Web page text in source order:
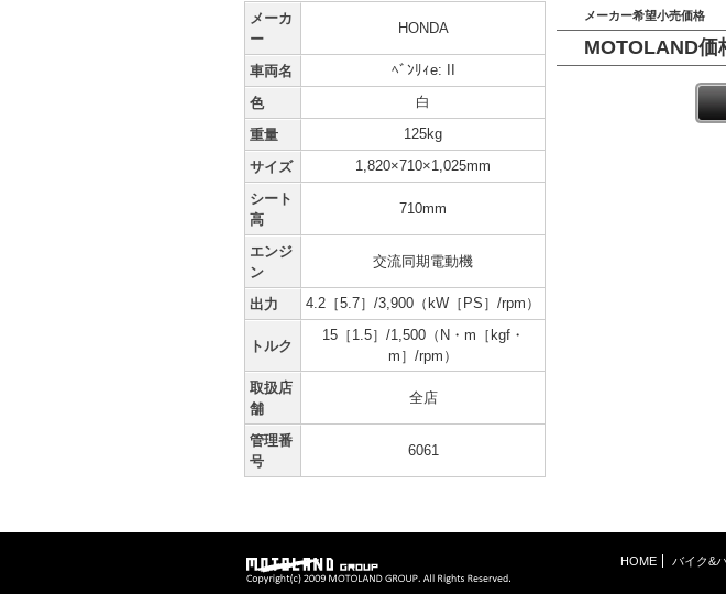
メーカ
ー
HONDA
車両名
ﾍﾞﾝﾘｨe: II
色
白
重量
125kg
サイズ
1,820×710×1,025mm
シート
高
710mm
エンジ
ン
交流同期電動機
出力 4.2［5.7］/3,900（kW［PS］/rpm）
トルク
15［1.5］/1,500（N・m［kgf・
m］/rpm）
取扱店
舗
全店
管理番
号
6061
メーカー希望小売価格
MOTOLAND価
HOME バイク&